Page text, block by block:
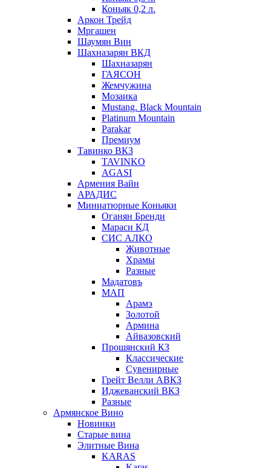
Коньяк 0,2 л.
Аркон Трейд
Мргашен
Шаумян Вин
Шахназарян ВКД
Шахназарян
ГАЯСОН
Жемчужина
Мозаика
Mustang. Black Mountain
Platinum Mountain
Parakar
Премиум
Тавинко ВКЗ
TAVINKO
AGASI
Армения Вайн
АРАДИС
Миниатюрные Коньяки
Оганян Бренди
Мараси КД
СИС АЛКО
Животные
Храмы
Разные
Мадатовъ
МАП
Арамэ
Золотой
Армина
Айвазовский
Прошянский КЗ
Классические
Сувенирные
Грейт Велли АВКЗ
Иджеванский ВКЗ
Разные
Армянское Вино
Новинки
Старые вина
Элитные Вина
KARAS